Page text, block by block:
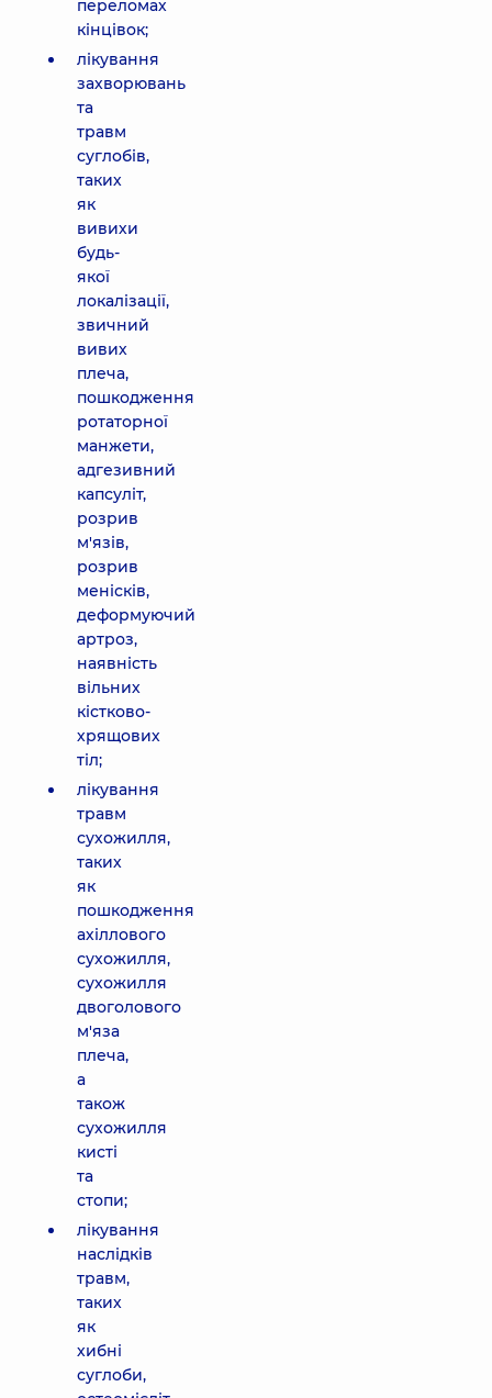
переломах
кінцівок;
лікування
захворювань
та
травм
суглобів,
таких
як
вивихи
будь-
якої
локалізації,
звичний
вивих
плеча,
пошкодження
ротаторної
манжети,
адгезивний
капсуліт,
розрив
м'язів,
розрив
менісків,
деформуючий
артроз,
наявність
вільних
кістково-
хрящових
тіл;
лікування
травм
сухожилля,
таких
як
пошкодження
ахіллового
сухожилля,
сухожилля
двоголового
м'яза
плеча,
а
також
сухожилля
кисті
та
стопи;
лікування
наслідків
травм,
таких
як
хибні
суглоби,